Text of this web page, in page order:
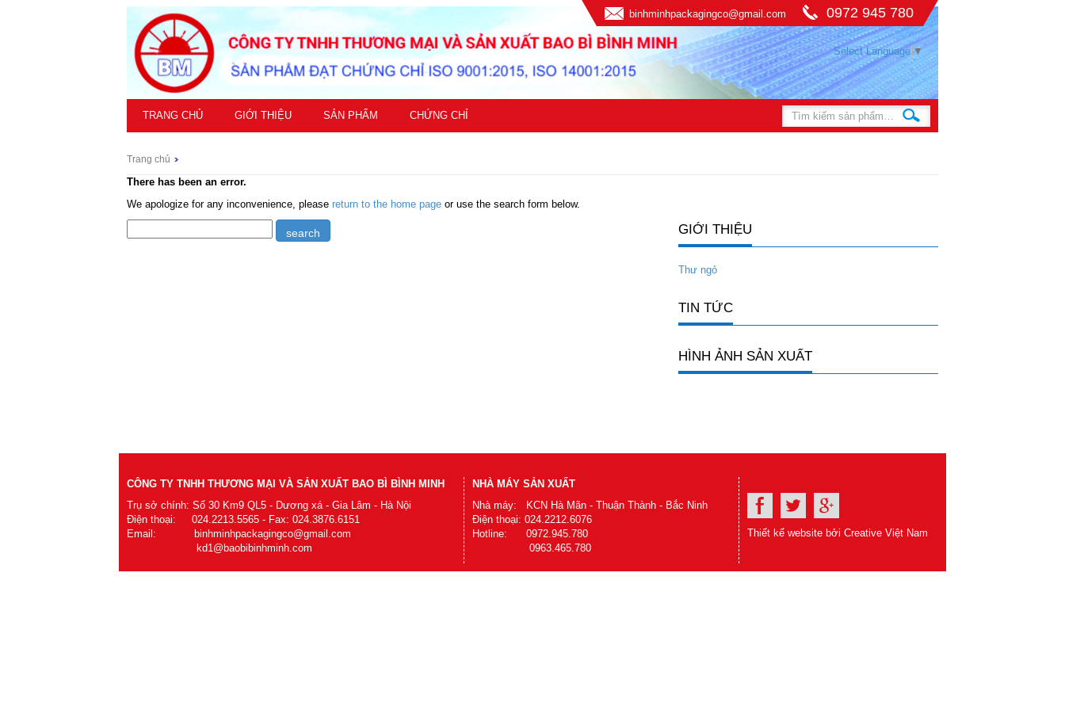
binhminhpackagingco@gmail.com 0972 945 780
Select Language ▼
TRANG CHỦ GIỚI THIỆU SẢN PHẨM CHỨNG CHỈ
Trang chủ
There has been an error.
We apologize for any inconvenience, please return to the home page or use the search form below.
GIỚI THIỆU
Thư ngỏ
TIN TỨC
HÌNH ẢNH SẢN XUẤT
CÔNG TY TNHH THƯƠNG MẠI VÀ SẢN XUẤT BAO BÌ BÌNH MINH
Trụ sở chính: Số 30 Km9 QL5 - Dương xá - Gia Lâm - Hà Nội
Điện thoại: 024.2213.5565 - Fax: 024.3876.6151
Email: binhminhpackagingco@gmail.com
kd1@baobibinhminh.com
NHÀ MÁY SẢN XUẤT
Nhà máy: KCN Hà Mãn - Thuận Thành - Bắc Ninh
Điện thoại: 024.2212.6076
Hotline: 0972.945.780
0963.465.780
Thiết kế website bởi Creative Việt Nam